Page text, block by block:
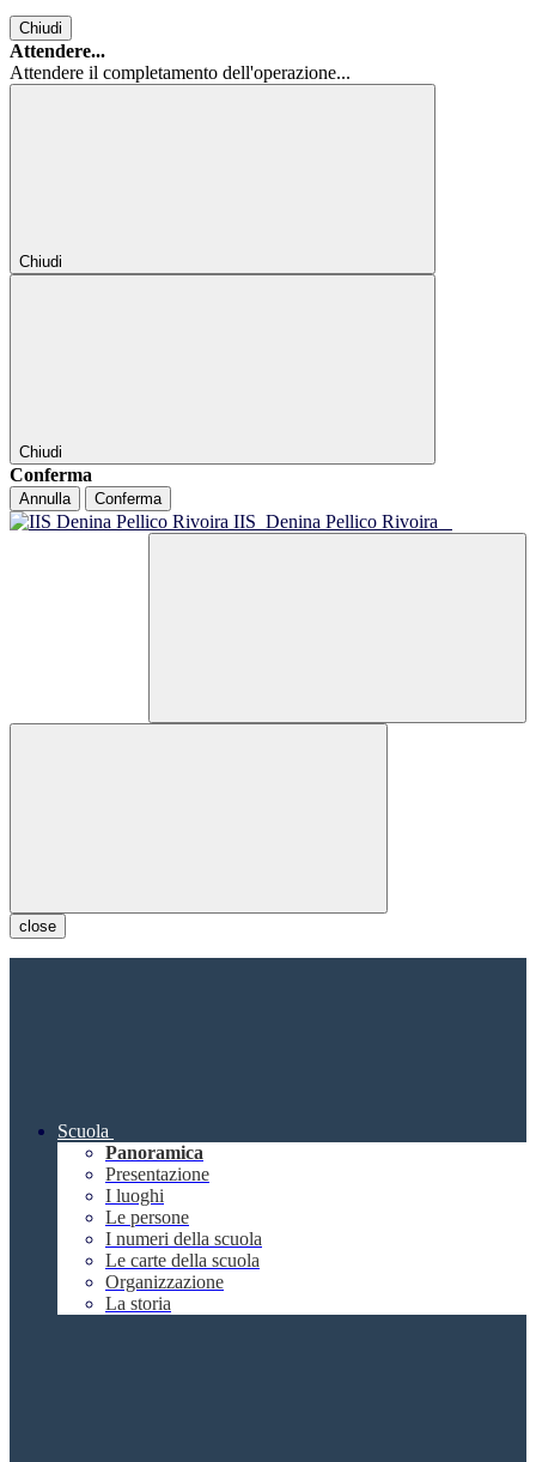
Chiudi
Attendere...
Attendere il completamento dell'operazione...
Chiudi
Chiudi
Conferma
Annulla Conferma
IIS Denina Pellico Rivoira
close
Scuola
Panoramica
Presentazione
I luoghi
Le persone
I numeri della scuola
Le carte della scuola
Organizzazione
La storia